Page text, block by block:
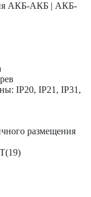
АКБ-АКБ | АКБ-
IP20, IP21, IP31,
размещения